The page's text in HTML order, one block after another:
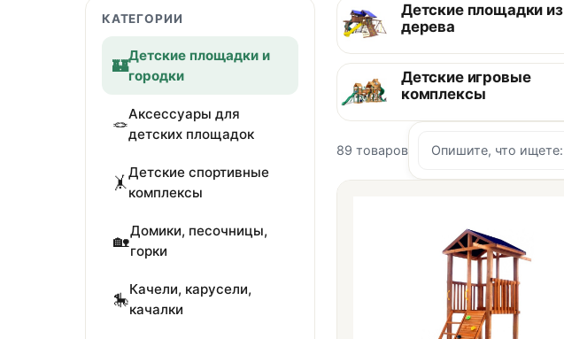
КАТЕГОРИИ
🏰
Детские площадки и
городки
🪢
Аксессуары для
детских площадок
🤸
Детские спортивные
комплексы
🏡
Домики, песочницы,
горки
🎠
Качели, карусели,
качалки
Детские площадки из
дерева
Детские игровые
комплексы
89 товаров